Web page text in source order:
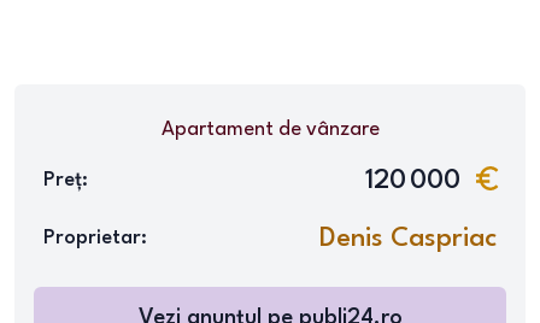
Apartamentde vânzare
Preț: 120 000
Proprietar: Denis Caspriac
Vezi anunțul pe publi24.ro